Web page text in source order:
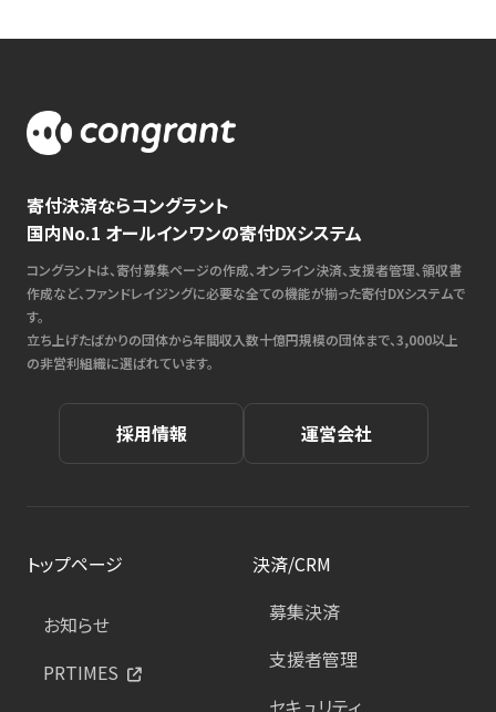
寄付決済ならコングラント
国内No.1 オールインワンの寄付DXシステム
コングラントは、寄付募集ページの作成、オンライン決済、支援者管理、領収書
作成など、ファンドレイジングに必要な全ての機能が揃った寄付DXシステムで
す。
立ち上げたばかりの団体から年間収入数十億円規模の団体まで、3,000以上
の非営利組織に選ばれています。
採用情報 運営会社
トップページ
お知らせ
PRTIMES
決済/CRM
募集決済
支援者管理
セキュリティ